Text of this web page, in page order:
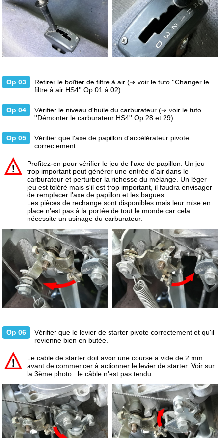
Op 03 Retirer le boîtier de filtre à air(➔ voir le tuto ''Changer le
filtre à air HS4'' Op 01 à 02).
Op 04 Vérifier le niveau d'huile du carburateur(➔ voir le tuto
''Démonter le carburateur HS4'' Op 28 et 29).
Op 05
Vérifier que l'axe de papillon d'accélérateur pivote
correctement.
Profitez-en pour vérifier le jeu de l'axe de papillon. Un jeu
trop important peut générer une entrée d'air dans le
carburateur et perturber la richesse du mélange. Un léger
jeu est toléré mais s'il est trop important, il faudra envisager
de remplacer l'axe de papillon et les bagues.
Les pièces de rechange sont disponibles mais leur mise en
place n'est pas à la portée de tout le monde car cela
nécessite un usinage du carburateur.
Op 06
Vérifier que le levier de starter pivote correctement et qu'il
revienne bien en butée.
Le câble de starter doit avoir une course à vide de 2 mm
avant de commencer à actionner le levier de starter. Voir sur
la 3ème photo : le câble n'est pas tendu.